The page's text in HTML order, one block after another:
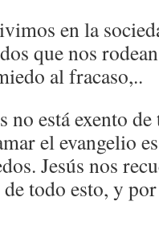
en la
que nos
al fracaso,..
no está exento
el evangelio
Jesús nos
todo esto, y